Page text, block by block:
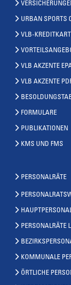
URBAN SPORTS
VLB-
VLB AKZENTE
VLB AKZENTE
FORMULARE
PUBLIKATIONEN
KMS UND FMS
PERSONALRÄTE
PERSONALRÄTE
KOMMUNALE
ÖRTLICHE